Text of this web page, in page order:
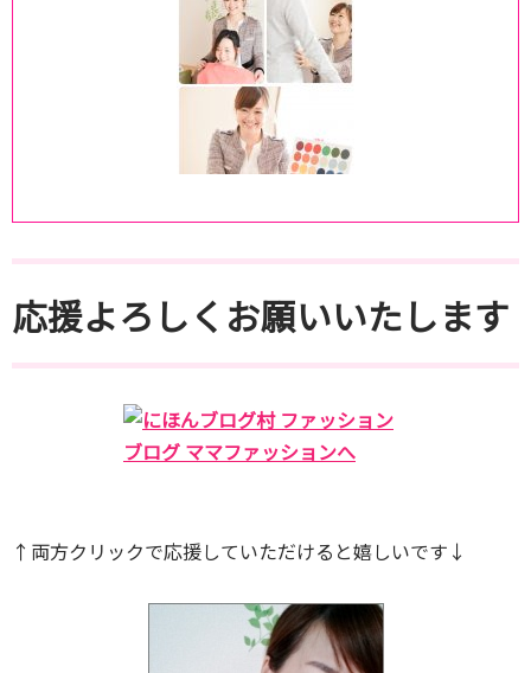
応援よろしくお願いいたします
↑両方クリックで応援していただけると嬉しいです↓